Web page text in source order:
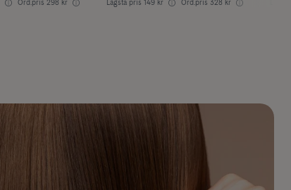
Ord.pris 298 kr Lägsta pris 149 kr Ord.pris 328 kr